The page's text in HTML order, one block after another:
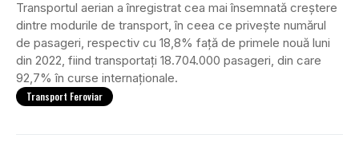
Transportul aerian a înregistrat cea mai însemnată creştere
dintre modurile de transport, în ceea ce priveşte numărul
de pasageri, respectiv cu 18,8% faţă de primele nouă luni
din 2022, fiind transportaţi 18.704.000 pasageri, din care
92,7% în curse internaţionale.
Transport Feroviar